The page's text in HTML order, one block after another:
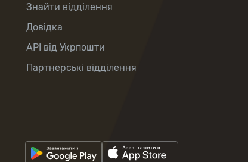
Знайти відділення
Довідка
API від Укрпошти
Партнерські відділення